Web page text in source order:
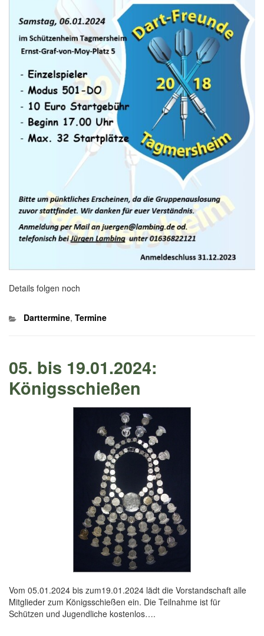
Details folgen noch
Kategorien
Darttermine, Termine
05. bis 19.01.2024:
Königsschießen
Vom 05.01.2024 bis zum19.01.2024 lädt die Vorstandschaft alle
Mitglieder zum Königsschießen ein. Die Teilnahme ist für
Schützen und Jugendliche kostenlos….